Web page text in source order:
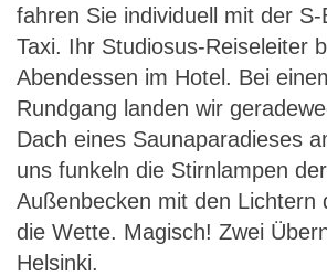
fahren Sie individuell mit der
Taxi. Ihr Studiosus-Reiseleiter
Abendessen im Hotel. Bei
Rundgang landen wir
Dach eines Saunaparadieses
uns funkeln die Stirnlampen
Außenbecken mit den Lichtern
die Wette. Magisch! Zwei
Helsinki.